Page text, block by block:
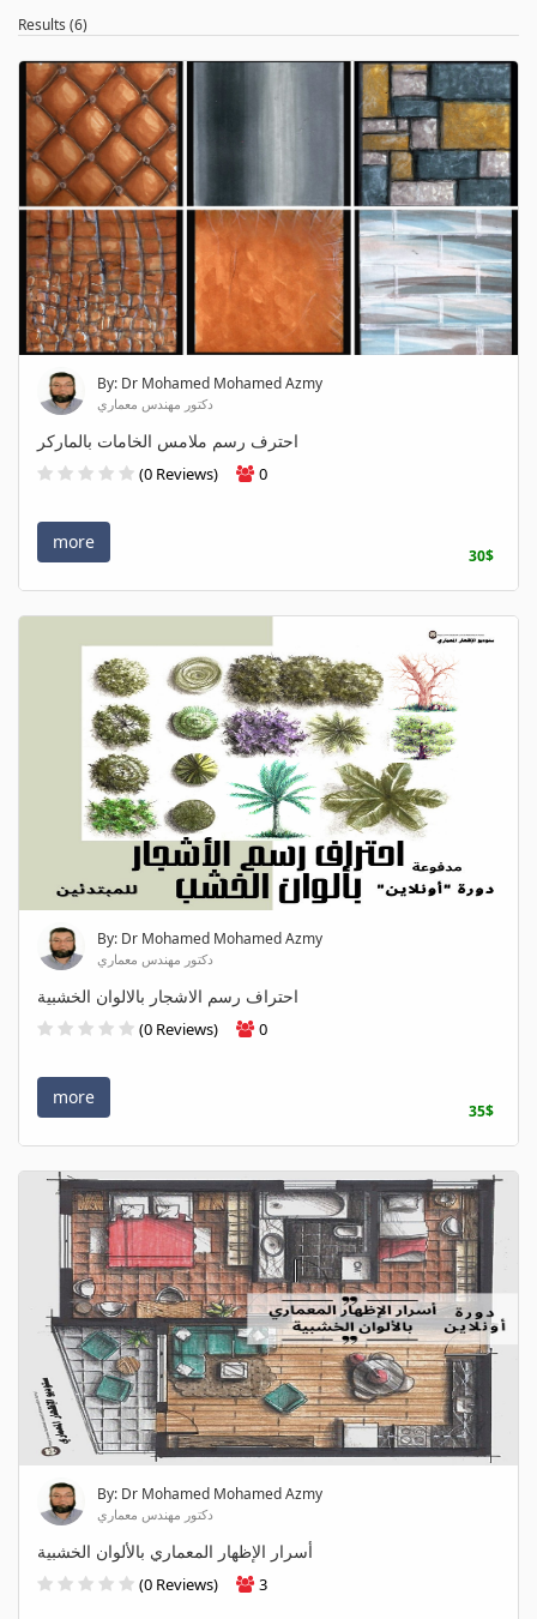
Results (6)
By: Dr Mohamed Mohamed Azmy
دكتور مهندس معماري
احترف رسم ملامس الخامات بالماركر
(0 Reviews) 0
more
30$
By: Dr Mohamed Mohamed Azmy
دكتور مهندس معماري
احتراف رسم الاشجار بالالوان الخشبية
(0 Reviews) 0
more
35$
By: Dr Mohamed Mohamed Azmy
دكتور مهندس معماري
أسرار الإظهار المعماري بالألوان الخشبية
(0 Reviews) 3